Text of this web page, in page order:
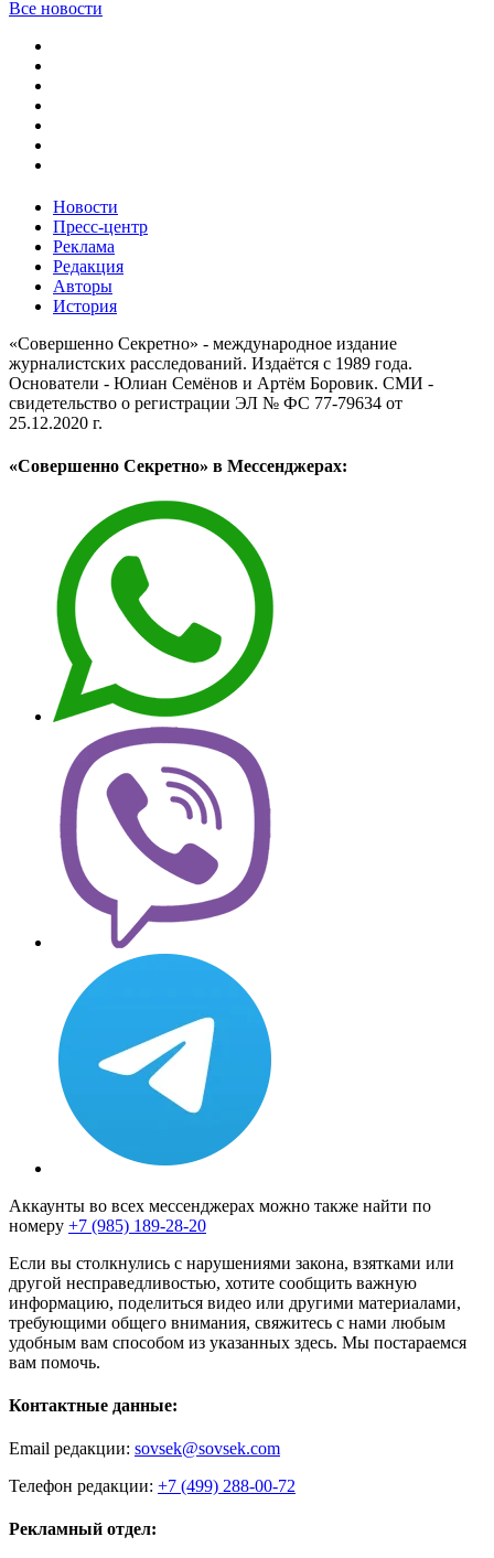
Все новости
Новости
Пресс-центр
Реклама
Редакция
Авторы
История
«Совершенно Секретно» - международное издание
журналистских расследований. Издаётся с 1989 года.
Основатели - Юлиан Семёнов и Артём Боровик. CМИ -
свидетельство о регистрации ЭЛ № ФС 77-79634 от
25.12.2020 г.
«Совершенно Секретно» в Мессенджерах:
Аккаунты во всех мессенджерах можно также найти по
номеру +7 (985) 189-28-20
Если вы столкнулись с нарушениями закона, взятками или
другой несправедливостью, хотите сообщить важную
информацию, поделиться видео или другими материалами,
требующими общего внимания, свяжитесь с нами любым
удобным вам способом из указанных здесь. Мы постараемся
вам помочь.
Контактные данные:
Email редакции: sovsek@sovsek.com
Телефон редакции: +7 (499) 288-00-72
Рекламный отдел: